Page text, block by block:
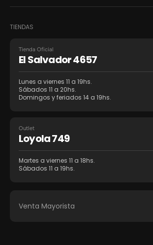
TIENDAS
Tienda Oficial
El Salvador 4657
Lunes a viernes 11 a 19hs.
Sábados 11 a 20hs.
Domingos y feriados 14 a 19hs.
Outlet
Loyola 749
Martes a viernes 11 a 18hs.
Sábados 11 a 19hs.
Venta Mayorista